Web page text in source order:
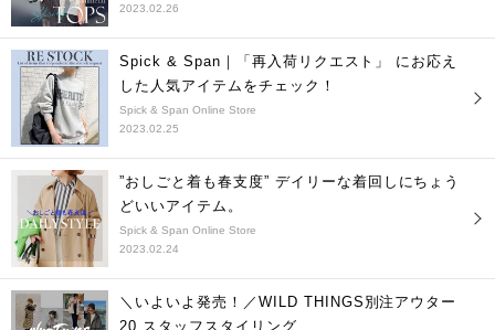
2023.02.26
Spick & Span｜「再入荷リクエスト」 にお応え
した人気アイテムをチェック！
Spick & Span Online Store
2023.02.25
”おしごと着も春支度” デイリーな着回しにちょう
どいいアイテム。
Spick & Span Online Store
2023.02.24
＼いよいよ発売！／WILD THINGS別注アウター
20 スタッフスタイリング